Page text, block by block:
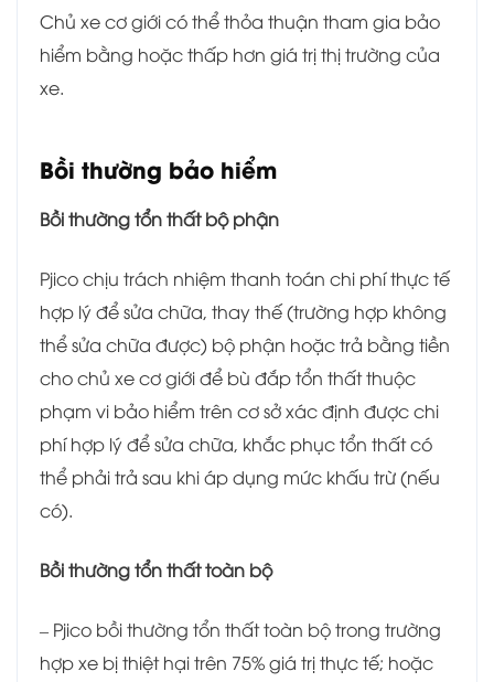
Chủ xe cơ giới có thể thỏa thuận tham gia bảo
hiểm bằng hoặc thấp hơn giá trị thị trường của
xe.
Bồi thường bảo hiểm
Bồi thường tổn thất bộ phận
Pjico chịu trách nhiệm thanh toán chi phí thực tế
hợp lý để sửa chữa, thay thế (trường hợp không
thể sửa chữa được) bộ phận hoặc trả bằng tiền
cho chủ xe cơ giới để bù đắp tổn thất thuộc
phạm vi bảo hiểm trên cơ sở xác định được chi
phí hợp lý để sửa chữa, khắc phục tổn thất có
thể phải trả sau khi áp dụng mức khấu trừ (nếu
có).
Bồi thường tổn thất toàn bộ
– Pjico bồi thường tổn thất toàn bộ trong trường
hợp xe bị thiệt hại trên 75% giá trị thực tế; hoặc